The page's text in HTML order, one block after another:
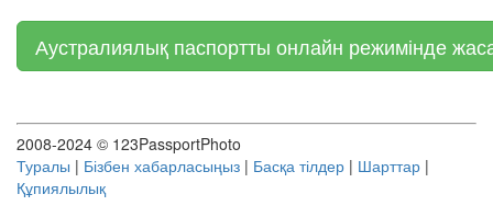
Аустралиялық паспортты онлайн режимінде
2008-2024 © 123PassportPhoto
Туралы | Бізбен хабарласыңыз | Басқа тілдер | Шарттар |
Құпиялылық